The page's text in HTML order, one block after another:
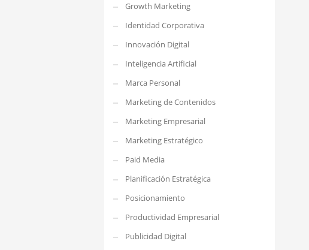
Growth Marketing
Identidad Corporativa
Innovación Digital
Inteligencia Artificial
Marca Personal
Marketing de Contenidos
Marketing Empresarial
Marketing Estratégico
Paid Media
Planificación Estratégica
Posicionamiento
Productividad Empresarial
Publicidad Digital